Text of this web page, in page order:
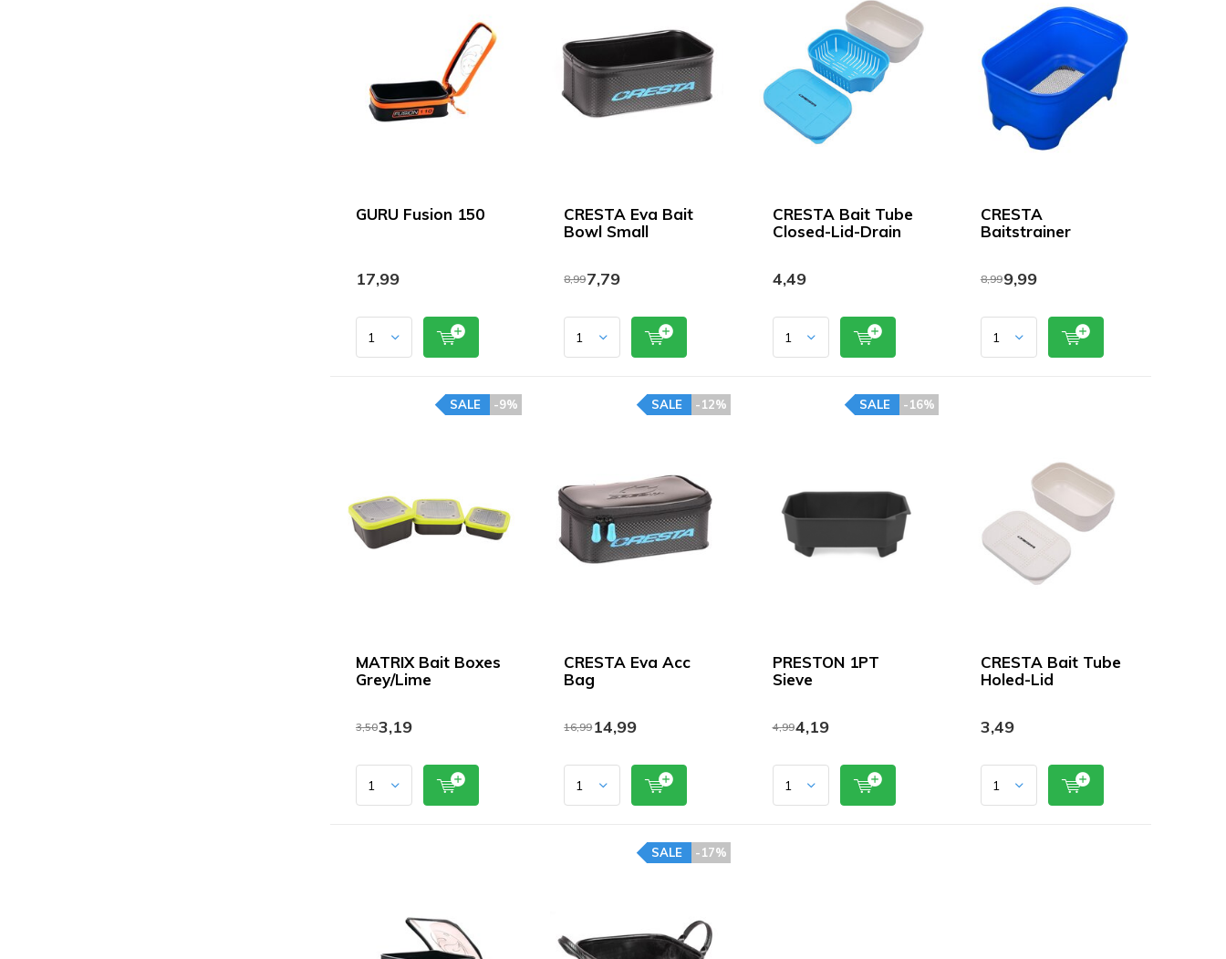
GURU Fusion 150
17,99
CRESTA Eva Bait
Bowl Small
8,997,79
CRESTA Bait Tube
Closed-Lid-Drain
4,49
CRESTA
Baitstrainer
8,999,99
MATRIX Bait Boxes
Grey/Lime
-9%
SALE
3,503,19
CRESTA Eva Acc
Bag
-12%
SALE
16,9914,99
PRESTON 1PT
Sieve
-16%
SALE
4,994,19
CRESTA Bait Tube
Holed-Lid
3,49
-17%
SALE